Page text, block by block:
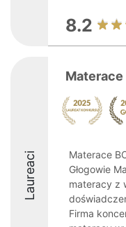
8.2
Laureaci
Materace
Materace
Głogowie
materacy z
Firma